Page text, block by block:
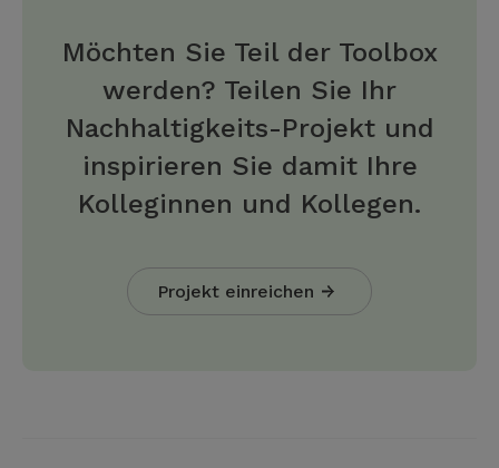
Möchten Sie Teil der Toolbox
werden? Teilen Sie Ihr
Nachhaltigkeits-Projekt und
inspirieren Sie damit Ihre
Kolleginnen und Kollegen.
Projekt einreichen